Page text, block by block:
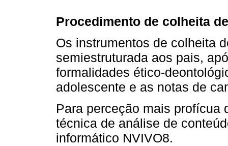
Procedimento de colheita
Os instrumentos de colheita
semiestruturada aos pais,
formalidades ético-
adolescente e as notas de
Para perceção mais profícua
técnica de análise de
informático NVIVO8.